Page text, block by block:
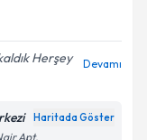
Herşey
Devamı
Haritada Göster
Apt.